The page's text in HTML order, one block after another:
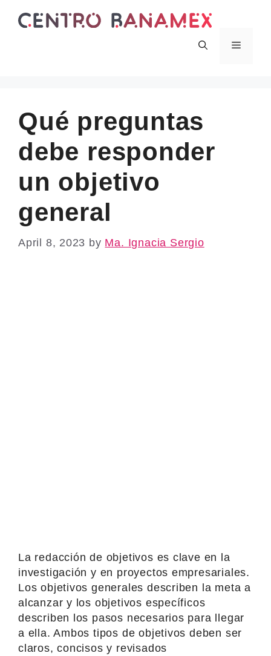
Menu
Qué preguntas
debe responder
un objetivo
general
April 8, 2023 by Ma. Ignacia Sergio
La redacción de objetivos es clave en la
investigación y en proyectos empresariales.
Los objetivos generales describen la meta a
alcanzar y los objetivos específicos
describen los pasos necesarios para llegar
a ella. Ambos tipos de objetivos deben ser
claros, concisos y revisados